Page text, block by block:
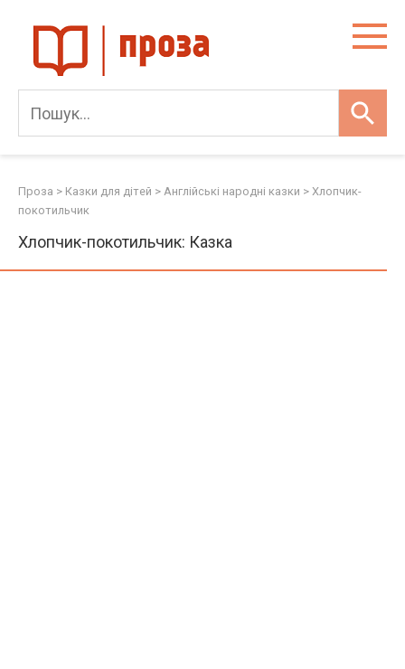
content
Проза > Казки для дітей > Англійські народні казки > Хлопчик-
покотильчик
Хлопчик-покотильчик: Казка